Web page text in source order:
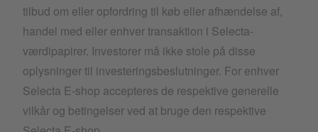
tilbud om eller opfordring til køb eller afhændelse af,
handel med eller enhver transaktion i Selecta-
værdipapirer. Investorer må ikke stole på disse
oplysninger til investeringsbeslutninger. For enhver
Selecta E-shop accepteres de respektive generelle
vilkår og betingelser ved at bruge den respektive